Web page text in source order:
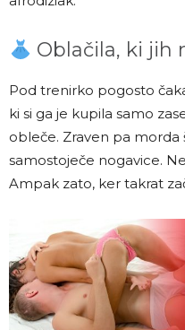
Oblačila, ki jih
Pod trenirko pogosto
ki si ga je kupila samo
obleče. Zraven pa morda
samostoječe nogavice.
Ampak zato, ker takrat